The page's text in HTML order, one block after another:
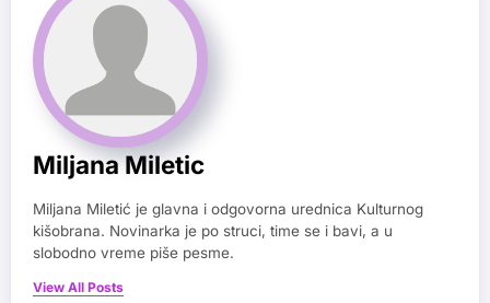
Miljana Miletic
Miljana Miletić je glavna i odgovorna urednica Kulturnog
kišobrana. Novinarka je po struci, time se i bavi, a u
slobodno vreme piše pesme.
View All Posts